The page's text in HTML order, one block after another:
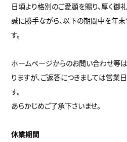
日頃より格別のご愛顧を賜り、厚く御
誠に勝手ながら、以下の期間中を年
す。
ホームページからのお問い合わせ等
りますが、ご返答につきましては営業
す。
あらかじめご了承下さいませ。
休業期間